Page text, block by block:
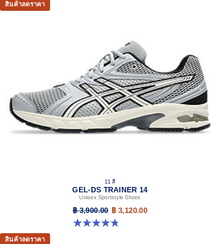
สินค้าลดราคา
11 สี
GEL-DS TRAINER 14
Unisex Sportstyle Shoes
฿ 3,900.00 ฿ 3,120.00
4.8 จาก 5 ดาว 88 รีวิว
สินค้าลดราคา